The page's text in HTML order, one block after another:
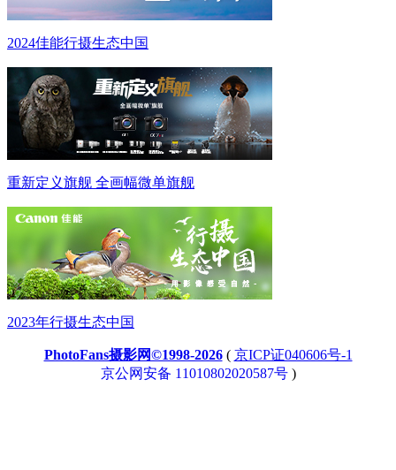
2024佳能行摄生态中国
重新定义旗舰 全画幅微单旗舰
2023年行摄生态中国
PhotoFans摄影网©1998-2026( 京ICP证040606号-1
京公网安备 11010802020587号)